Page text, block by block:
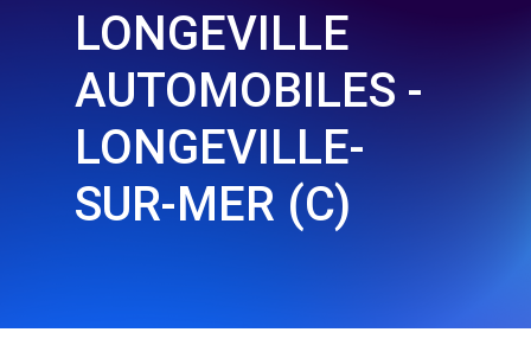
LONGEVILLE
AUTOMOBILES -
LONGEVILLE-
SUR-MER (C)